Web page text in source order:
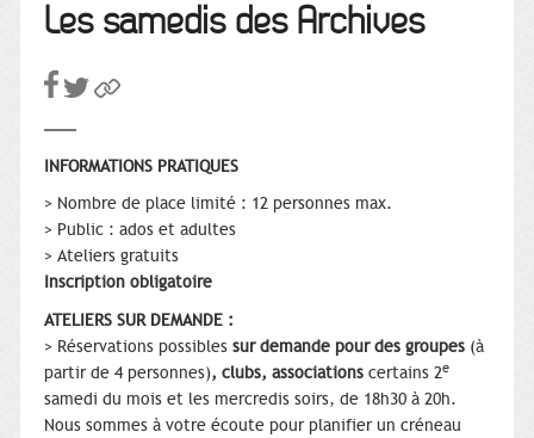
Les samedis des Archives
INFORMATIONS PRATIQUES
> Nombre de place limité : 12 personnes max.
> Public : ados et adultes
> Ateliers gratuits
Inscription obligatoire
ATELIERS SUR DEMANDE :
> Réservations possibles sur demande pour des groupes (à
partir de 4 personnes), clubs, associations certains 2e
samedi du mois et les mercredis soirs, de 18h30 à 20h.
Nous sommes à votre écoute pour planifier un créneau